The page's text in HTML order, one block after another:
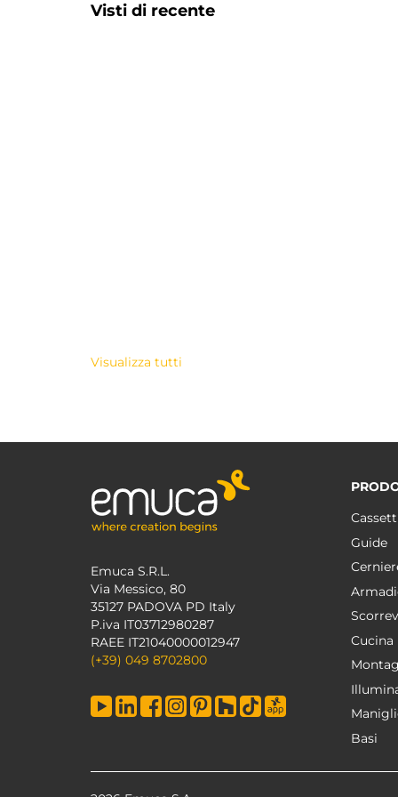
Visti di recente
Visualizza tutti
Emuca S.R.L.
Via Messico, 80
35127 PADOVA PD Italy
P.iva IT03712980287
RAEE IT21040000012947
(+39) 049 8702800
Guide
Cucina
Basi